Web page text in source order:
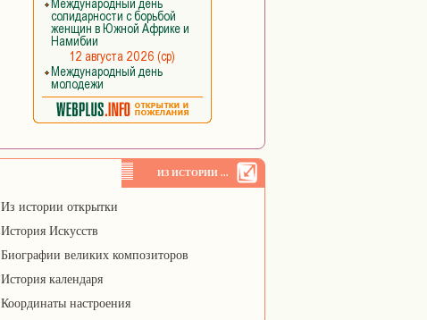
ИЗ ИСТОРИИ ...
Из истории открытки
История Искусств
Биографии великих композиторов
История календаря
Координаты настроения